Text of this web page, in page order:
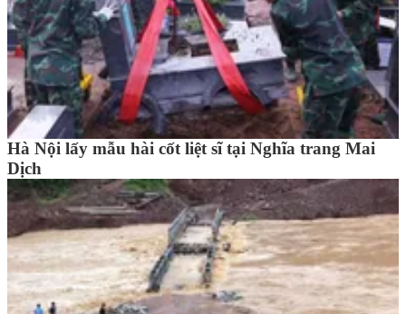
Hà Nội lấy mẫu hài cốt liệt sĩ tại Nghĩa trang Mai
Dịch